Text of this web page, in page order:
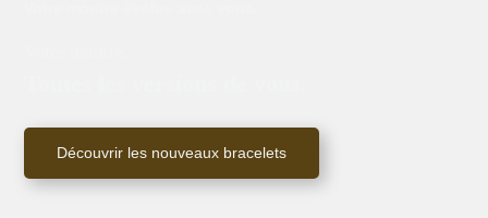
Découvrir les nouveaux bracelets